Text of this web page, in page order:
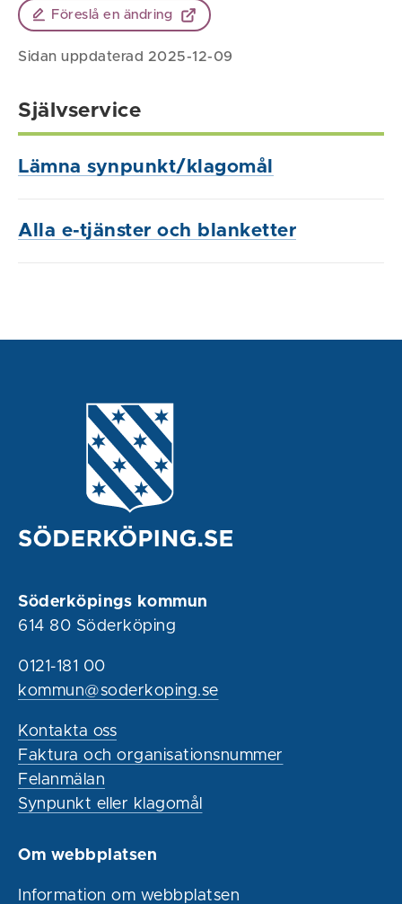
Föreslå en ändring
Sidan uppdaterad 2025-12-09
Självservice
Lämna synpunkt/klagomål
Alla e-tjänster och blanketter
Söderköpings kommun
614 80 Söderköping
0121-181 00
kommun@soderkoping.se
Kontakta oss
Faktura och organisationsnummer
Felanmälan
Synpunkt eller klagomål
Om webbplatsen
Information om webbplatsen